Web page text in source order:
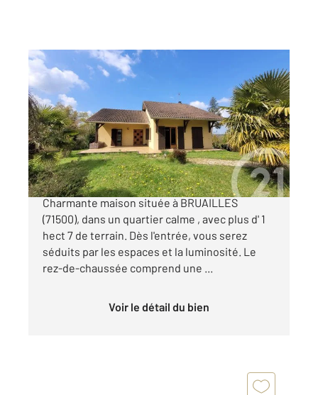
BRUAILLES 71
172 m2, 6 pièces
Ref : 2132
Maison à vendre
220 000 €
EXCLUSIVITE CENTURY 21 COEUR DE BRESSE :
Charmante maison située à BRUAILLES
(71500), dans un quartier calme , avec plus d' 1
hect 7 de terrain. Dès l'entrée, vous serez
séduits par les espaces et la luminosité. Le
rez-de-chaussée comprend une ...
Voir le détail du bien